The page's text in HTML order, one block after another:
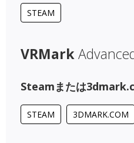
STEAM
VRMark
Steamまたは
STEAM 3DMARK.COM